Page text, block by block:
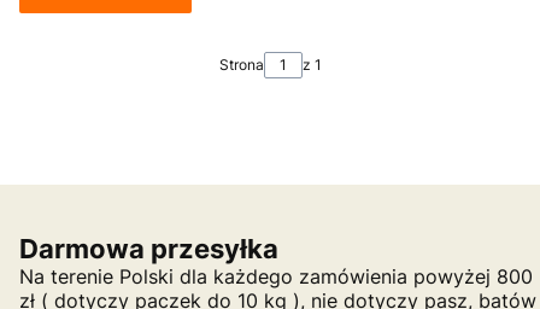
Strona z 1
Darmowa przesyłka
Na terenie Polski dla każdego zamówienia powyżej 800
zł ( dotyczy paczek do 10 kg ), nie dotyczy pasz, batów